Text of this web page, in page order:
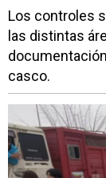
Los controles
las distintas
casco.